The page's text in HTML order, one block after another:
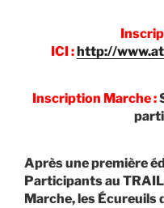
ICI : http://
Inscription Marche :
Après une première
Participants au
Marche, les Écureuils